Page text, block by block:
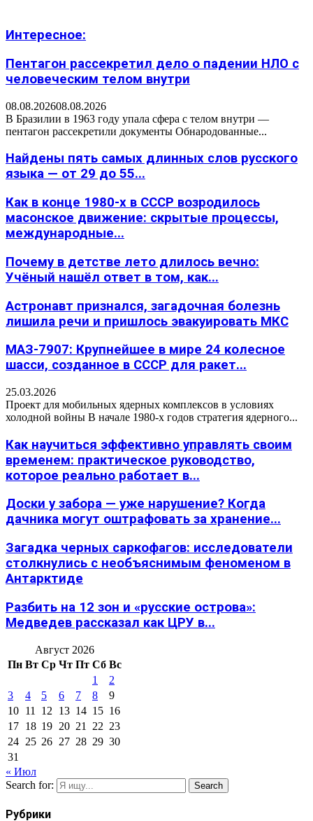
Интересное:
Пентагон рассекретил дело о падении НЛО с
человеческим телом внутри
08.08.202608.08.2026
В Бразилии в 1963 году упала сфера с телом внутри —
пентагон рассекретили документы Обнародованные...
Найдены пять самых длинных слов русского
языка — от 29 до 55...
Как в конце 1980-х в СССР возродилось
масонское движение: скрытые процессы,
международные...
Почему в детстве лето длилось вечно:
Учёный нашёл ответ в том, как...
Астронавт признался, загадочная болезнь
лишила речи и пришлось эвакуировать МКС
МАЗ-7907: Крупнейшее в мире 24 колесное
шасси, созданное в СССР для ракет...
25.03.2026
Проект для мобильных ядерных комплексов в условиях
холодной войны В начале 1980-х годов стратегия ядерного...
Как научиться эффективно управлять своим
временем: практическое руководство,
которое реально работает в...
Доски у забора — уже нарушение? Когда
дачника могут оштрафовать за хранение...
Загадка черных саркофагов: исследователи
столкнулись с необъяснимым феноменом в
Антарктиде
Разбить на 12 зон и «русские острова»:
Медведев рассказал как ЦРУ в...
Август 2026
Пн Вт Ср Чт Пт Сб Вс
1
2
3
4 5 6 7 8
9
10 11 12 13 14 15 16
17 18 19 20 21 22 23
24 25 26 27 28 29 30
31
« Июл
Search for:
Search
Рубрики